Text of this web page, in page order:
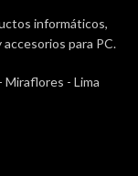
informáticos,
para PC.
Miraflores - Lima